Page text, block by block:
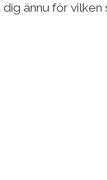
ännu för vilken